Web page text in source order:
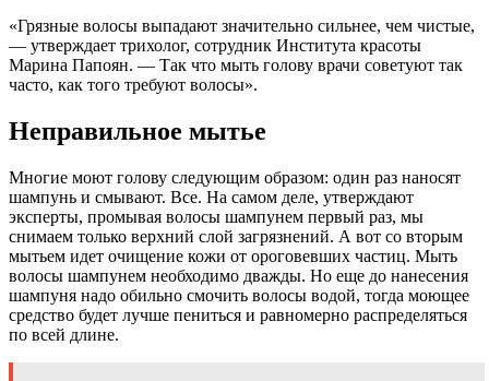
«Грязные волосы выпадают значительно сильнее, чем чистые,
— утверждает трихолог, сотрудник Института красоты
Марина Папоян. — Так что мыть голову врачи советуют так
часто, как того требуют волосы».
Неправильное мытье
Многие моют голову следующим образом: один раз наносят
шампунь и смывают. Все. На самом деле, утверждают
эксперты, промывая волосы шампунем первый раз, мы
снимаем только верхний слой загрязнений. А вот со вторым
мытьем идет очищение кожи от ороговевших частиц. Мыть
волосы шампунем необходимо дважды. Но еще до нанесения
шампуня надо обильно смочить волосы водой, тогда моющее
средство будет лучше пениться и равномерно распределяться
по всей длине.